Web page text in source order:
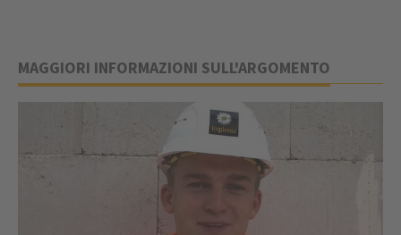
MAGGIORI INFORMAZIONI SULL'ARGOMENTO